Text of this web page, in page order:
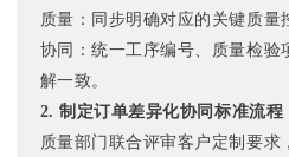
质量：同步明确对应的关键质量
协同：统一工序编号、质量检验
解一致。
2. 制定订单差异化协同标准流程
质量部门联合评审客户定制要